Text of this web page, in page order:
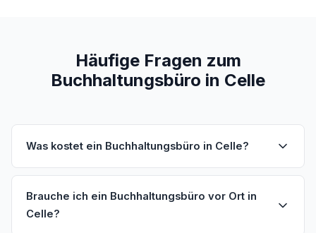
Häufige Fragen zum
Buchhaltungsbüro in Celle
Was kostet ein Buchhaltungsbüro in Celle?
Brauche ich ein Buchhaltungsbüro vor Ort in
Celle?